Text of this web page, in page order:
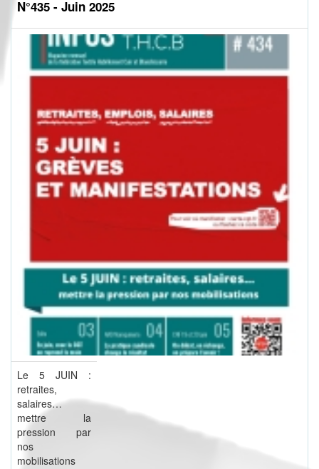
N°435 - Juin 2025
Le 5 JUIN :
retraites,
salaires…
mettre la
pression par
nos
mobilisations